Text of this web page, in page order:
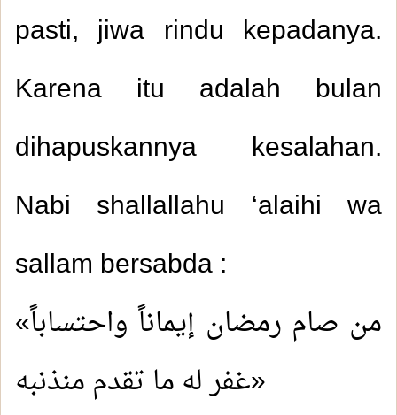
pasti, jiwa rindu kepadanya.
Karena itu adalah bulan
dihapuskannya kesalahan.
Nabi shallallahu ‘alaihi wa
sallam bersabda :
«من صام رمضان إيماناً واحتساباً
غفر له ما تقدم منذنبه»